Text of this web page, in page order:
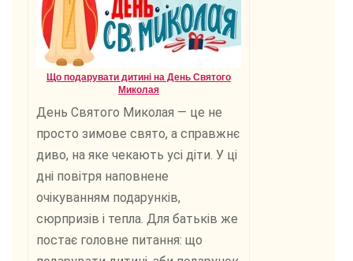
Що подарувати дитині на День Святого
Миколая
День Святого Миколая — це не
просто зимове свято, а справжнє
диво, на яке чекають усі діти. У ці
дні повітря наповнене
очікуванням подарунків,
сюрпризів і тепла. Для батьків же
постає головне питання: що